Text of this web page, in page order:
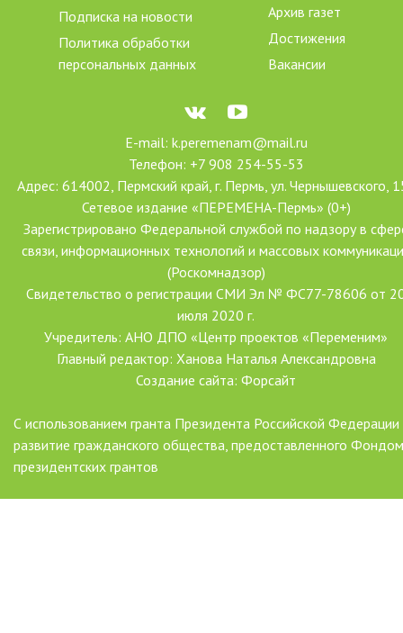
Подписка на новости
Политика обработки
персональных данных
Архив газет
Достижения
Вакансии
E-mail: k.peremenam@mail.ru
Телефон: +7 908 254-55-53
Адрес: 614002, Пермский край, г. Пермь, ул. Чернышевского,
Сетевое издание «ПЕРЕМЕНА-Пермь» (0+)
Зарегистрировано Федеральной службой по надзору в
связи, информационных технологий и массовых
(Роскомнадзор)
Свидетельство о регистрации СМИ Эл № ФС77-78606 от
июля 2020 г.
Учредитель: АНО ДПО «Центр проектов «Переменим»
Главный редактор: Ханова Наталья Александровна
Создание сайта: Форсайт
С использованием гранта Президента Российской Федерации
развитие гражданского общества, предоставленного Фондом
президентских грантов